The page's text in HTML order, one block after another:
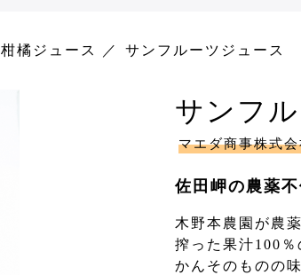
柑橘ジュース サンフルーツジュース
サンフ
マエダ商事株式
佐田岬の農薬
木野本農園が農
搾った果汁100
かんそのものの